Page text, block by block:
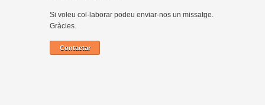
Si voleu col·laborar podeu enviar-nos un missatge.
Gràcies.
Contactar